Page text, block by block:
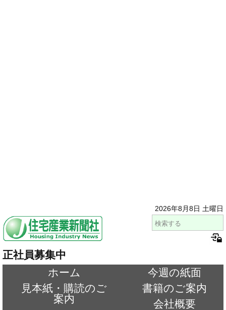
2026年8月8日 土曜日
正社員募集中
ホーム
今週の紙面
見本紙・購読のご
案内
書籍のご案内
会社概要